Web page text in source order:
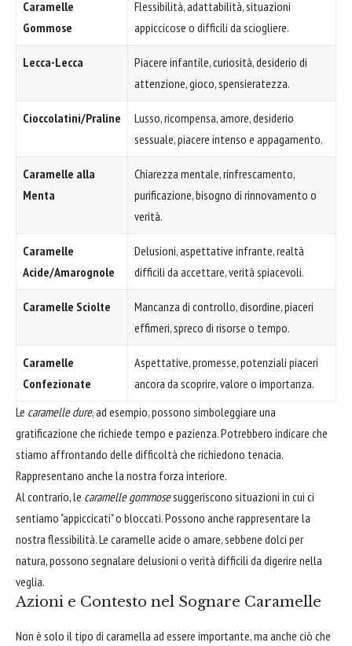
Caramelle
Gommose
Flessibilità, adattabilità, situazioni
appiccicose o difficili da sciogliere.
Lecca-Lecca
Piacere infantile, curiosità, desiderio di
attenzione, gioco, spensieratezza.
Cioccolatini/Praline
Lusso, ricompensa, amore, desiderio
sessuale, piacere intenso e appagamento.
Caramelle alla
Menta
Chiarezza mentale, rinfrescamento,
purificazione, bisogno di rinnovamento o
verità.
Caramelle
Acide/Amarognole
Delusioni, aspettative infrante, realtà
difficili da accettare, verità spiacevoli.
Caramelle Sciolte
Mancanza di controllo, disordine, piaceri
effimeri, spreco di risorse o tempo.
Caramelle
Confezionate
Aspettative, promesse, potenziali piaceri
ancora da scoprire, valore o importanza.
Le caramelle dure, ad esempio, possono simboleggiare una
gratificazione che richiede tempo e pazienza. Potrebbero indicare che
stiamo affrontando delle difficoltà che richiedono tenacia.
Rappresentano anche la nostra forza interiore.
Al contrario, le caramelle gommosesuggeriscono situazioni in cui ci
sentiamo "appiccicati" o bloccati. Possono anche rappresentare la
nostra flessibilità. Le caramelle acide o amare, sebbene dolci per
natura, possono segnalare delusioni o verità difficili da digerire nella
veglia.
Azioni e Contesto nel Sognare Caramelle
Non è solo il tipo di caramella ad essere importante, ma anche ciò che